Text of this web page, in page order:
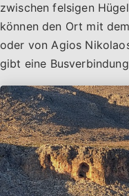
zwischen felsigen
können den Ort mit
oder von Agios
gibt eine